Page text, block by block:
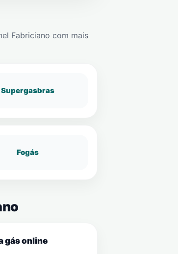
Fabriciano com mais
Supergasbras
Fogás
gás online